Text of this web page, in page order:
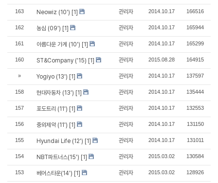
163 Neowiz (10') [1] 관리자 2014.10.17 166516
162 농심 (09') [1] 관리자 2014.10.17 165944
161 아름다운 가게 (10') [1] 관리자 2014.10.17 165299
160 ST&Company ('15) [1] 관리자 2015.08.28 164915
» Yogiyo (13') [1] 관리자 2014.10.17 137597
158 현대자동차 (13') [1] 관리자 2014.10.17 135444
157 포도트리 (11') [1] 관리자 2014.10.17 132553
156 중외제약 (11') [1] 관리자 2014.10.17 131150
155 Hyundai Life (12') [1] 관리자 2014.10.17 131011
154 NBT파트너스(15') [1] 관리자 2015.03.02 130584
153 베어스타운(14') [1] 관리자 2015.03.02 128926